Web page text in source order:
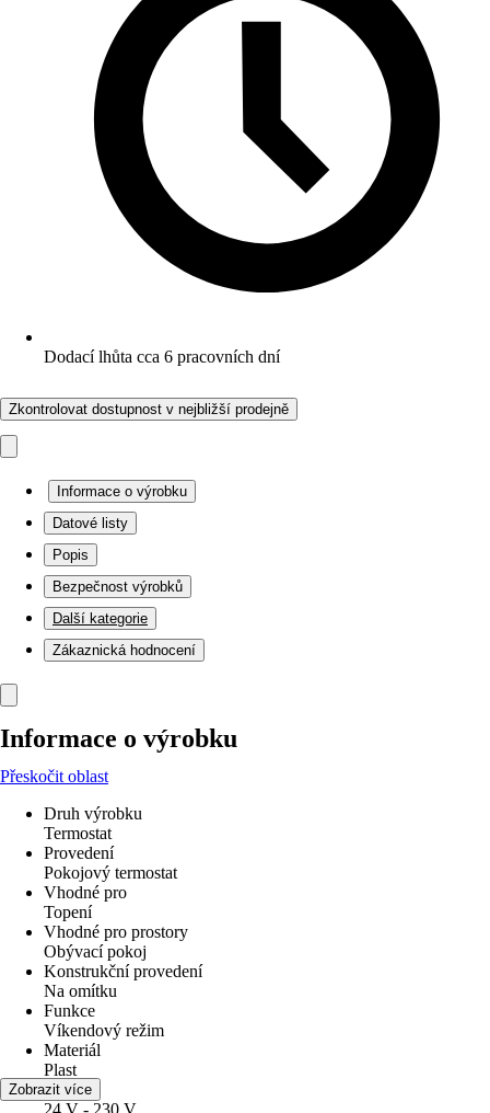
Dodací lhůta cca 6 pracovních dní
Zkontrolovat dostupnost v nejbližší prodejně
Informace o výrobku
Datové listy
Popis
Bezpečnost výrobků
Další kategorie
Zákaznická hodnocení
Informace o výrobku
Přeskočit oblast
Druh výrobku
Termostat
Provedení
Pokojový termostat
Vhodné pro
Topení
Vhodné pro prostory
Obývací pokoj
Konstrukční provedení
Na omítku
Funkce
Víkendový režim
Materiál
Plast
Napětí
24 V - 230 V
Zobrazit více